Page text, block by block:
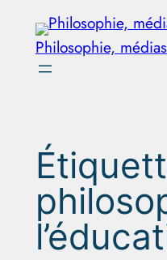
Aller
contenu
Philosophie,